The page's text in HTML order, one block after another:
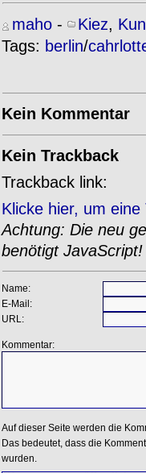
maho- Kiez,
Tags: berlin/
Kein Kommentar
Kein Trackback
Trackback link:
Klicke hier, um
Achtung: Die neu
benötigt JavaScript!
Name:
E-Mail:
URL:
Kommentar:
Auf dieser Seite werden die
Das bedeutet, dass die
wurden.